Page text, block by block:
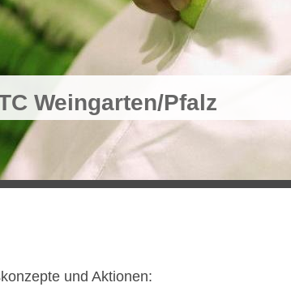
Weingarten/Pfalz
und Aktionen: